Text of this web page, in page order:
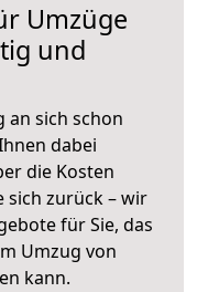
Umzüge
und
an sich schon
dabei
die Kosten
sich zurück – wir
für Sie, das
Umzug von
kann.